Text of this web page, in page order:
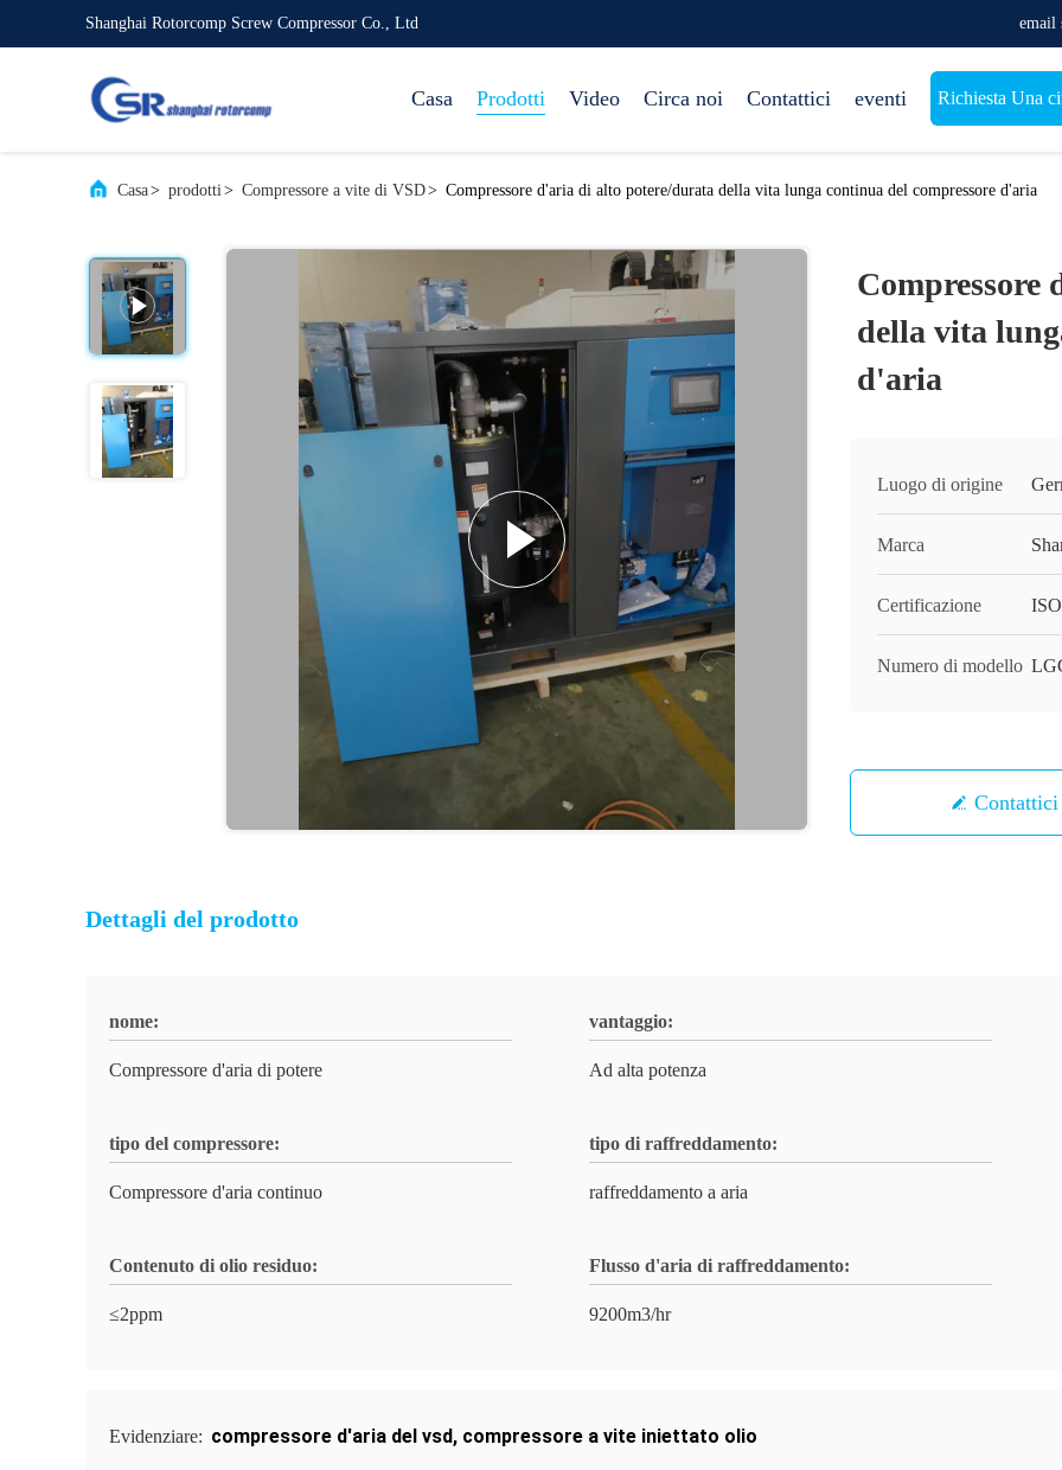
Shanghai Rotorcomp Screw Compressor Co., Ltd email
Casa Prodotti Video Circa noi Contattici eventi Richiesta Una
Casa> prodotti> Compressore a vite di VSD> Compressore d'aria di alto potere/durata della vita lunga continua del compressore d'aria
della vita
d'aria
Luogo di origine
Marca
Certificazione
Numero di modello
Contattici
Dettagli del prodotto
nome:
Compressore d'aria di potere
vantaggio:
Ad alta potenza
tipo del compressore:
Compressore d'aria continuo
tipo di raffreddamento:
raffreddamento a aria
Contenuto di olio residuo:
≤2ppm
Flusso d'aria di raffreddamento:
9200m3/hr
Evidenziare: compressore d'aria del vsd, compressore a vite iniettato olio